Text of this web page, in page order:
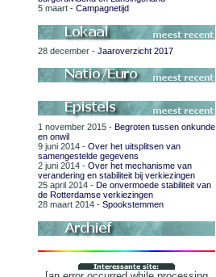
5 maart - Campagnetijd
28 december - Jaaroverzicht 2017
1 november 2015 - Begroten tussen onkunde
en onwil
9 juni 2014 - Over het uitsplitsen van
samengestelde gegevens
2 juni 2014 - Over het mechanisme van
verandering en stabiliteit bij verkiezingen
25 april 2014 - De onvermoede stabiliteit van
de Rotterdamse verkiezingen
28 maart 2014 - Spookstemmen